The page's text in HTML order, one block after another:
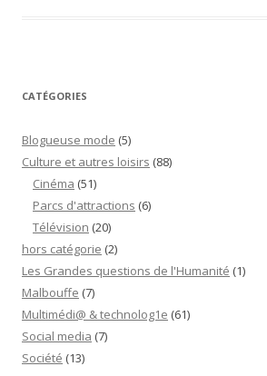
CATÉGORIES
Blogueuse mode (5)
Culture et autres loisirs (88)
Cinéma (51)
Parcs d'attractions (6)
Télévision (20)
hors catégorie (2)
Les Grandes questions de l'Humanité (1)
Malbouffe (7)
Multimédi@ & technolog1e (61)
Social media (7)
Société (13)